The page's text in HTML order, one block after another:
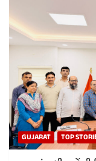
GUJARAT TOP